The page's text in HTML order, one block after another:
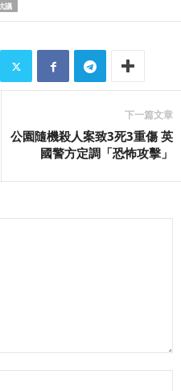
議
下一篇文章
公園隨機殺人案致3死3重傷 英
國警方定調「恐怖攻擊」